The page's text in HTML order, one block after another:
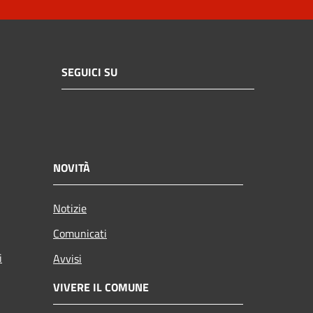
SEGUICI SU
NOVITÀ
Notizie
Comunicati
Avvisi
VIVERE IL COMUNE